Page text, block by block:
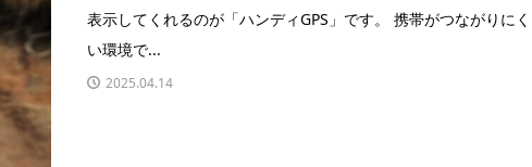
表示してくれるのが「ハンディGPS」です。 携帯がつながりにく
い環境で...
2025.04.14